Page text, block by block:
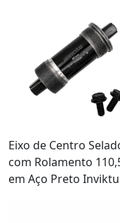
Eixo de Centro
com Rolamento
em Aço Preto